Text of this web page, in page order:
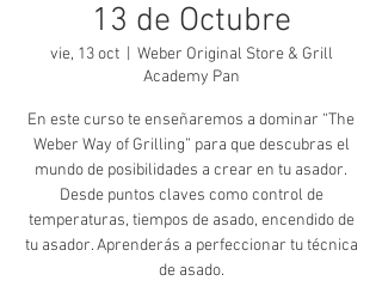
13 de Octubre
vie, 13 oct
  |
Weber Original Store & Grill
Academy Pan
En este curso te enseñaremos a dominar “The
Weber Way of Grilling” para que descubras el
mundo de posibilidades a crear en tu asador.
Desde puntos claves como control de
temperaturas, tiempos de asado, encendido de
tu asador. Aprenderás a perfeccionar tu técnica
de asado.